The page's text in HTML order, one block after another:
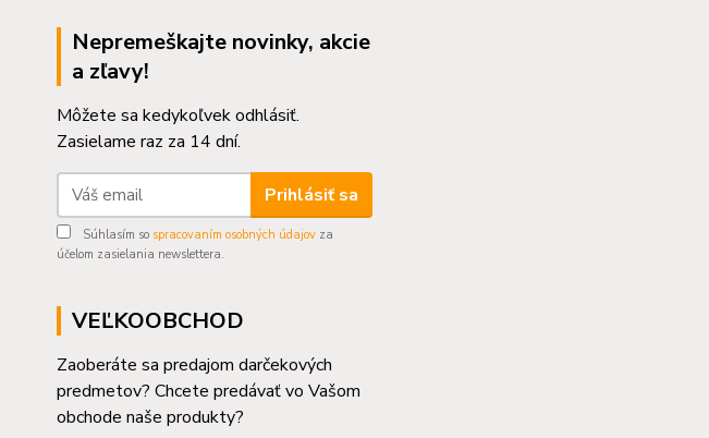
Nepremeškajte novinky, akcie
a zľavy!
Môžete sa kedykoľvek odhlásiť.
Zasielame raz za 14 dní.
Prihlásiť sa
Súhlasím so spracovaním osobných údajov za
účelom zasielania newslettera.
VEĽKOOBCHOD
Zaoberáte sa predajom darčekových
predmetov? Chcete predávať vo Vašom
obchode naše produkty?